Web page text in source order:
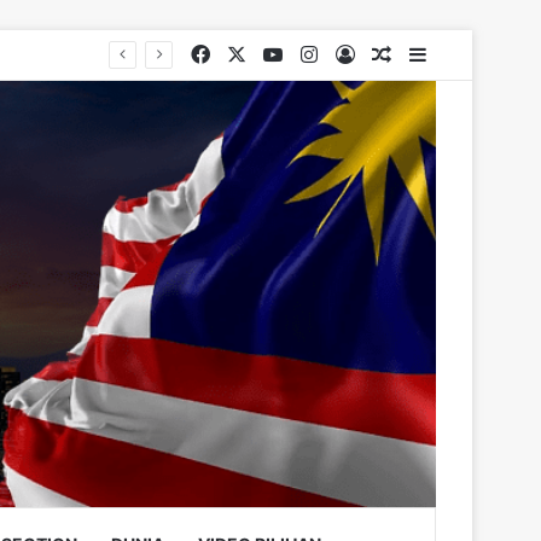
Facebook YouTubeInstagram
Log InRandom Article